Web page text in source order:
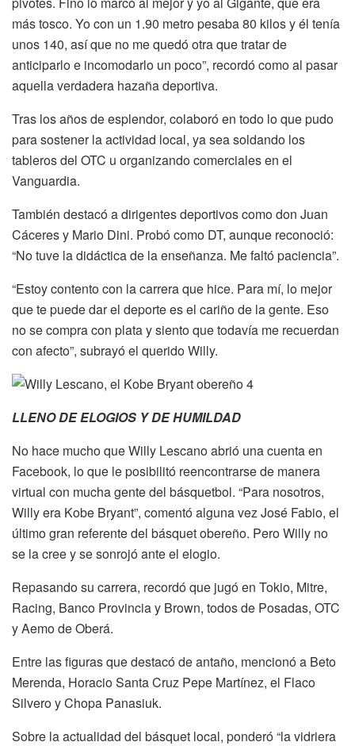
más tosco. Yo con un 1.90 metro pesaba 80 kilos y él tenía
unos 140, así que no me quedó otra que tratar de
anticiparlo e incomodarlo un poco”, recordó como al pasar
aquella verdadera hazaña deportiva.
Tras los años de esplendor, colaboró en todo lo que pudo
para sostener la actividad local, ya sea soldando los
tableros del OTC u organizando comerciales en el
Vanguardia.
También destacó a dirigentes deportivos como don Juan
Cáceres y Mario Dini. Probó como DT, aunque reconoció:
“No tuve la didáctica de la enseñanza. Me faltó paciencia”.
“Estoy contento con la carrera que hice. Para mí, lo mejor
que te puede dar el deporte es el cariño de la gente. Eso
no se compra con plata y siento que todavía me recuerdan
con afecto”, subrayó el querido Willy.
LLENO DE ELOGIOS Y DE HUMILDAD
No hace mucho que Willy Lescano abrió una cuenta en
Facebook, lo que le posibilitó reencontrarse de manera
virtual con mucha gente del básquetbol. “Para nosotros,
Willy era Kobe Bryant”, comentó alguna vez José Fabio, el
último gran referente del básquet obereño. Pero Willy no
se la cree y se sonrojó ante el elogio.
Repasando su carrera, recordó que jugó en Tokio, Mitre,
Racing, Banco Provincia y Brown, todos de Posadas, OTC
y Aemo de Oberá.
Entre las figuras que destacó de antaño, mencionó a Beto
Merenda, Horacio Santa Cruz Pepe Martínez, el Flaco
Silvero y Chopa Panasiuk.
Sobre la actualidad del básquet local, ponderó “la vidriera